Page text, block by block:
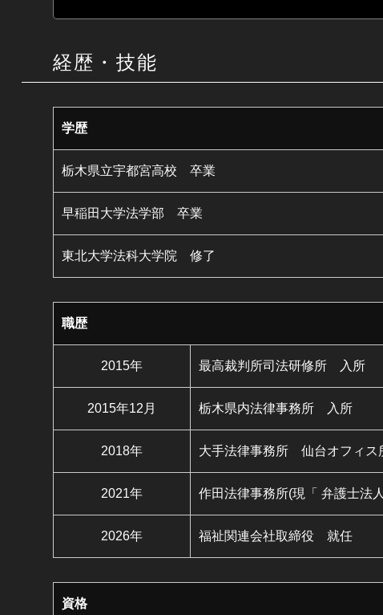
経歴・技能
学歴
栃木県立宇都宮高校 卒業
早稲田大学法学部 卒業
東北大学法科大学院 修了
職歴
2015年 最高裁判所司法研修所 入所
2015年12月 栃木県内法律事務所 入所
2018年 大手法律事務所 仙台オフィス
2021年 作田法律事務所(現「 弁護士法
2026年 福祉関連会社取締役 就任
資格